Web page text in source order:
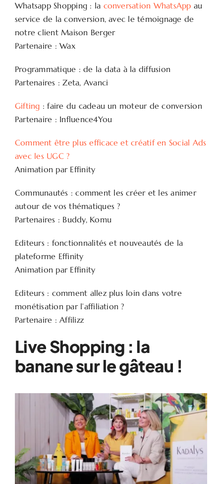
Whatsapp Shopping : la conversation WhatsApp au
service de la conversion, avec le témoignage de
notre client Maison Berger
Partenaire : Wax
Programmatique : de la data à la diffusion
Partenaires : Zeta, Avanci
Gifting : faire du cadeau un moteur de conversion
Partenaire : Influence4You
Comment être plus efficace et créatif en Social Ads
avec les UGC ?
Animation par Effinity
Communautés : comment les créer et les animer
autour de vos thématiques ?
Partenaires : Buddy, Komu
Editeurs : fonctionnalités et nouveautés de la
plateforme Effinity
Animation par Effinity
Editeurs : comment allez plus loin dans votre
monétisation par l’affiliation ?
Partenaire : Affilizz
Live Shopping : la
banane sur le gâteau !